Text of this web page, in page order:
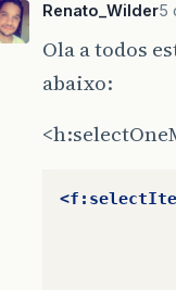
Renato_Wilder5
Ola a todos
abaixo: